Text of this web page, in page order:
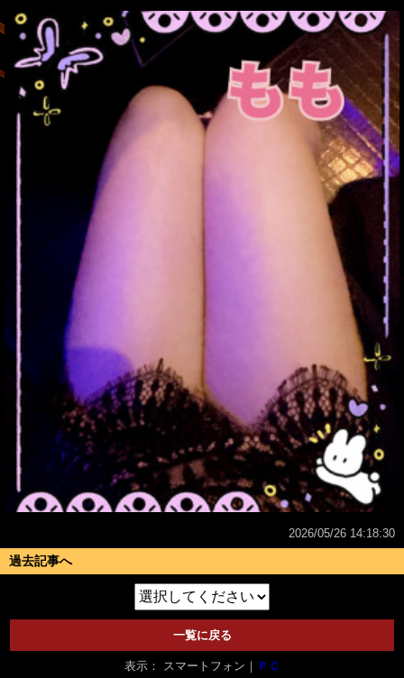
2026/05/26 14:18:30
過去記事へ
一覧に戻る
表示： スマートフォン｜ ＰＣ